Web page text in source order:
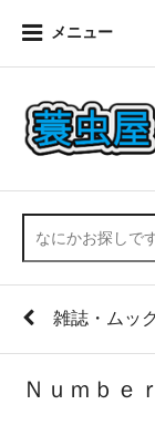
メニュー
雑誌・ムック
Ｎｕｍｂｅ